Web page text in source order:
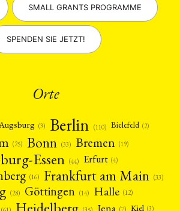
SMALL GRANTS PROGRAMME
SPENDEN SIE JETZT!
Orte
(3) Berlin (110) Bielefeld (2)
(25) Bonn (33) Bremen (19)
Essen (44) Erfurt (4)
(16) Frankfurt am Main (33)
(28) Göttingen (14) Halle (12)
Jena (7) Kiel (3)